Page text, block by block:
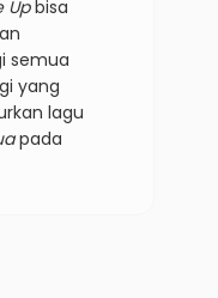
Upbisa
semua
yang
lagu
pada